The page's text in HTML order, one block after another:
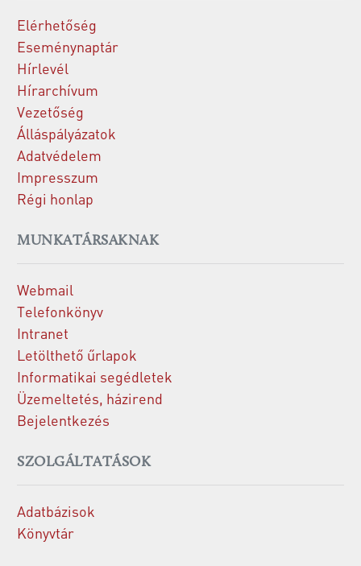
Elérhetőség
Eseménynaptár
Hírlevél
Hírarchívum
Vezetőség
Álláspályázatok
Adatvédelem
Impresszum
Régi honlap
MUNKATÁRSAKNAK
Webmail
Telefonkönyv
Intranet
Letölthető űrlapok
Informatikai segédletek
Üzemeltetés, házirend
Bejelentkezés
SZOLGÁLTATÁSOK
Adatbázisok
Könyvtár